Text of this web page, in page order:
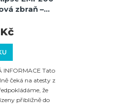
zbraň –
realistické
INFORMACE Tato
čeká na atesty z
že
přibližně do